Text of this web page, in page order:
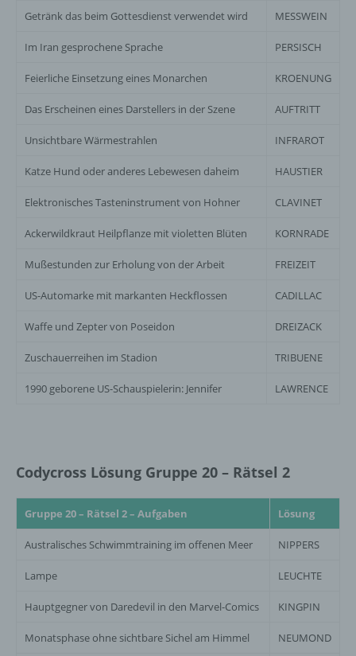
Getränk das beim Gottesdienst verwendet wird MESSWEIN
Im Iran gesprochene Sprache PERSISCH
Feierliche Einsetzung eines Monarchen KROENUNG
Das Erscheinen eines Darstellers in der Szene AUFTRITT
Unsichtbare Wärmestrahlen INFRAROT
Katze Hund oder anderes Lebewesen daheim HAUSTIER
Elektronisches Tasteninstrument von Hohner CLAVINET
Ackerwildkraut Heilpflanze mit violetten Blüten KORNRADE
Mußestunden zur Erholung von der Arbeit FREIZEIT
US-Automarke mit markanten Heckflossen CADILLAC
Waffe und Zepter von Poseidon DREIZACK
Zuschauerreihen im Stadion TRIBUENE
1990 geborene US-Schauspielerin: Jennifer LAWRENCE
Codycross Lösung Gruppe 20 – Rätsel 2
Gruppe 20 – Rätsel 2 – Aufgaben Lösung
Australisches Schwimmtraining im offenen Meer NIPPERS
Lampe LEUCHTE
Hauptgegner von Daredevil in den Marvel-Comics KINGPIN
Monatsphase ohne sichtbare Sichel am Himmel NEUMOND